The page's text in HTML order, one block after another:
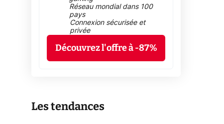
Réseau mondial dans 100
pays
Connexion sécurisée et
privée
Découvrez l'offre à -87%
Les tendances